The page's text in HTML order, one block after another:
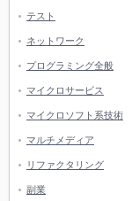
テスト
ネットワーク
プログラミング全般
マイクロサービス
マイクロソフト系技術
マルチメディア
リファクタリング
副業